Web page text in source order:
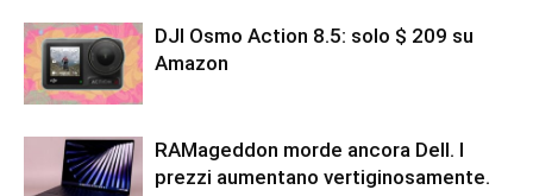
DJI Osmo Action 8.5: solo $ 209 su
Amazon
RAMageddon morde ancora Dell. I
prezzi aumentano vertiginosamente.